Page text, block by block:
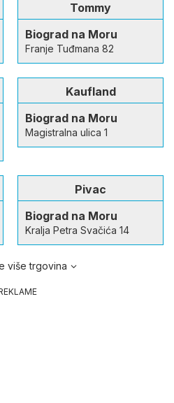
Tommy
Biograd na Moru
Franje Tuđmana 82
Kaufland
Biograd na Moru
Magistralna ulica 1
Pivac
Biograd na Moru
Kralja Petra Svačića 14
više trgovina